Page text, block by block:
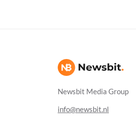
Newsbit Media Group
info@newsbit.nl